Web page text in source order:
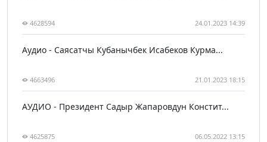
4628594 24.01.2023 14:39
Аудио - Саясатчы Кубанычбек Исабеков Курма...
4663496 21.01.2023 18:15
АУДИО - Президент Садыр Жапаровдун Констит...
4625875 06.05.2022 13:15